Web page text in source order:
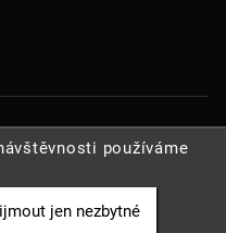
práva vyhrazena.
používáme
jen nezbytné